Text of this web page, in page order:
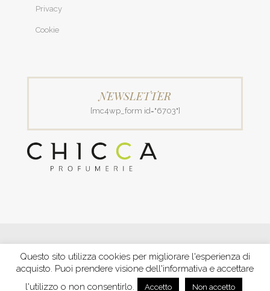
Privacy
Cookie
NEWSLETTER
[mc4wp_form id="6703"]
C.F. PLVNPT51B44G157J P. IVA IT00426970422 |PRIVACY
Ecommerce by XBRAIN-Trasparenza aiuti e contributi
riconosciuti nel 2020
Questo sito utilizza cookies per migliorare l'esperienza di
acquisto. Puoi prendere visione dell'informativa e accettare
l'utilizzo o non consentirlo.
Accetto Non accetto